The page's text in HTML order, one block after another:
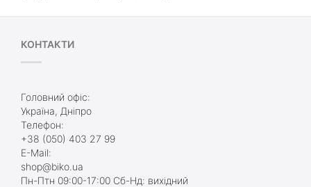
КОНТАКТИ
Головний офіс:
Україна, Дніпро
Телефон:
+38 (050) 403 27 99
E-Mail:
shop@biko.ua
Пн-Птн 09:00-17:00 Сб-Нд: вихідний